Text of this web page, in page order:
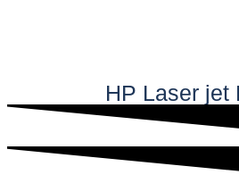
HP Laser jet